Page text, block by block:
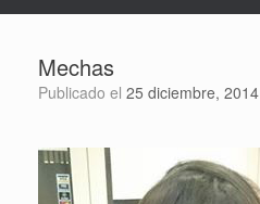
Mechas
Publicado el 25 diciembre, 2014